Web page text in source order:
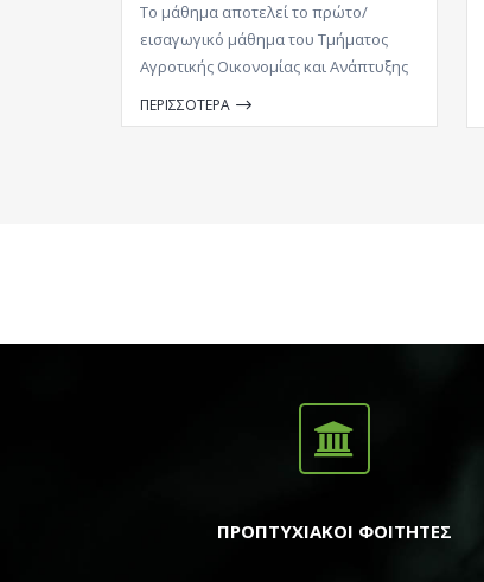
Το μάθημα αποτελεί το πρώτο/
εισαγωγικό μάθημα του Τμήματος
Αγροτικής Οικονομίας και Ανάπτυξης
αποσκοπεί στην εξοικείωση των
Θεωρία), όσο και εναλλακτικές
ΠΕΡΙΣΣΟΤΕΡΑ
ΠΡΟΠΤΥΧΙΑΚΟΙ ΦΟΙΤΗΤΕΣ